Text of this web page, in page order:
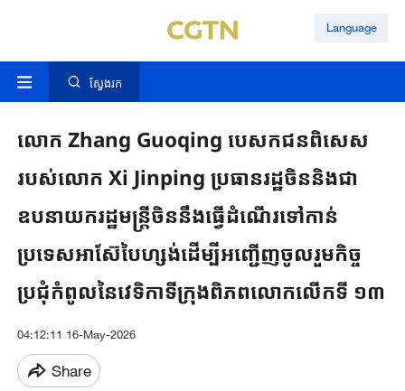
Language
ស្វែងរក
លោក Zhang Guoqing បេសកជនពិសេស
របស់លោក Xi Jinping ប្រធានរដ្ឋចិននិងជា
ឧបនាយករដ្ឋមន្ត្រីចិននឹងធ្វើដំណើរទៅកាន់
ប្រទេសអាស៊ែបៃហ្សង់ដើម្បីអញ្ជើញចូលរួមកិច្ច
ប្រជុំកំពូលនៃវេទិកាទីក្រុងពិភពលោកលើកទី ១៣
04:12:11 16-May-2026
Share